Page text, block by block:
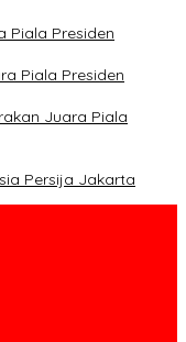
Piala Presiden
Piala Presiden
Juara Piala
Persija Jakarta